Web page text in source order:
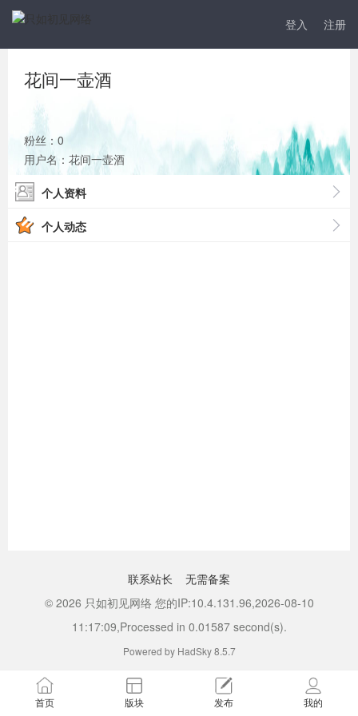
登入 注册
首页 版块 发布 我的
花间一壶酒
粉丝：0
用户名：花间一壶酒
个人资料
个人动态
联系站长
无需备案
© 2026 只如初见网络 您的IP:10.4.131.96,2026-08-10
11:17:09,Processed in 0.01587 second(s).
Powered by HadSky 8.5.7